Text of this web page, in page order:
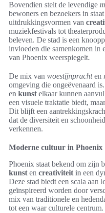
Bovendien stelt de levendige
bewoners en bezoekers in
uitdrukkingsvormen van
muziekfestivals tot
beleven. De stad is een
invloeden die samenkomen in
van Phoenix weerspiegelt.
De mix van woestijnprachten
omgeving die ongeëvenaard
en kunst elkaar kunnen
een visuele traktatie biedt,
Dit blijft een
dat de diversiteit en
verkennen.
Moderne cultuur in Phoenix
Phoenix staat bekend om zijn
kunst en creativiteit in een
Deze stad biedt een scala aan
geïnspireerd worden door
mix van traditionele en
tot een waar culturele centrum.